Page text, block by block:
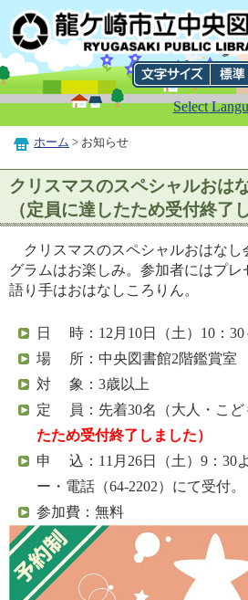
Select
ホーム > お知らせ
クリスマスのスペシャルおは
（定員に達したため受付終了
クリスマスのスペシャルおはなし
グラムはお楽しみ。参加者にはプレ
語り手はおはなしころりん。
日 時：12月10日（土）10：30
場 所：中央図書館2階鑑賞室
対 象：3歳以上
定 員：先着30名（大人・こど
たため受付終了しました）
申 込：11月26日（土）9：30
ー・電話（64-2202）にて受付。
参加費：無料